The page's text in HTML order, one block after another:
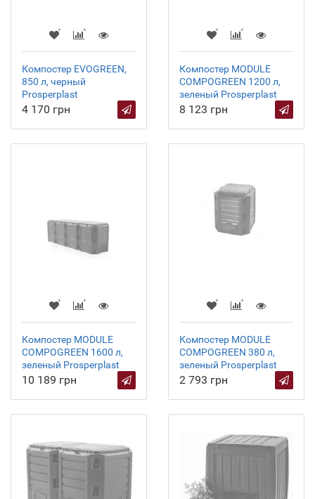
Компостер EVOGREEN,
850 л, черный
Prosperplast
4 170 грн
Компостер MODULE
COMPOGREEN 1200 л,
зеленый Prosperplast
8 123 грн
Компостер MODULE
COMPOGREEN 1600 л,
зеленый Prosperplast
10 189 грн
Компостер MODULE
COMPOGREEN 380 л,
зеленый Prosperplast
2 793 грн